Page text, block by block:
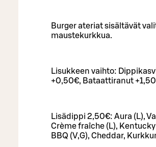
Burger ateriat sisältävät
maustekurkkua.
Lisukkeen vaihto:
+0,50€, Bataattiranut
Lisädippi 2,50€: Aura (L),
Crème fraîche (L),
BBQ (V,G), Cheddar,